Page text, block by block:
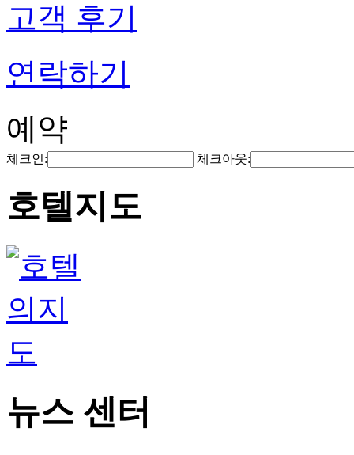
고객 후기
연락하기
예약
체크인: 체크아웃:
호텔지도
뉴스 센터